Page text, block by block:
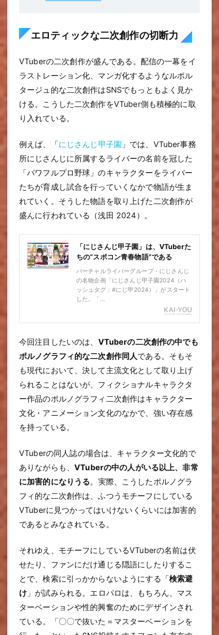
エロティックな二次創作の切断力
VTuberの二次創作が盛んである。配信の一幕をイ
ラストレーション化、マンガ化するようなルポル
タージュ的な二次創作はSNSでもっともよく見か
ける。こうした二次創作をVTuber側も積極的に取
り入れている。
例えば、「にじさんじ甲子園 」では、VTuber事務
所にじさんじに所属するライバーの名前を冠した
「パワフルプロ野球」のキャラクターをライバー
たちが育成し試合を行っていくなかで物語が生ま
れていく。そうした物語を取り上げた二次創作が
盛んに行われている（浅田 2024）。
「にじさんじ甲子園」は、VTuberた
ちの“スポコン青春物語”である
バーチャルライバーグループ・にじさんじ
の名物企画「にじさんじ甲子園2024（ハ
ッシュタグ：#にじ甲2024）」がスタート
した。「…
今回注目したいのは、 VTuberの二次創作の中でも
ポルノグラフィ的な二次創作同人である。そもそ
も現代において、決して主流文化として取り上げ
られることはないが、フィクショナルキャラクタ
ー作品のポルノグラフィ二次創作はキャラクター
文化・アニメーション文化のなかで、強い存在感
を持っている。
VTuberの同人誌の場合は、キャラクター文化的で
ありながらも、VTuberの中の人がいる以上、非常
に加害的になりうる。実際、こうしたポルノグラ
フィ的な二次創作は、ふつうモチーフにしている
VTuberに見つかってはいけないくらいには加害的
であるとみなされている。
それゆえ、モチーフにしているVTuberの名前は伏
せたり、ファンにだけ通じる隠語にしたりするこ
とで、検索に引っかからないようにする「検索避
け 」が試みられる。エロパロは、もちろん、マス
ターベーションや性的興奮のためにデザインされ
ている。「〇〇で抜いた＝マスターベーションを